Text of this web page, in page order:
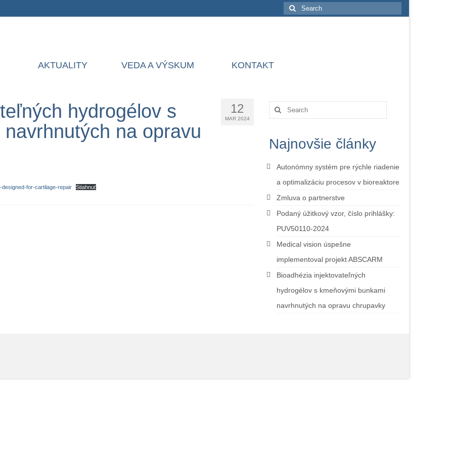
Search
for:
AKTUALITY VEDA A VÝSKUM KONTAKT
12
MAR 2024
hydrogélov s
na opravu
designed-for-cartilage-repair Stiahnuť
Search
for:
Najnovšie články
Autonómny systém pre rýchle riadenie
a optimalizáciu procesov v bioreaktore
Zmluva o partnerstve
Podaný úžitkový vzor, číslo prihlášky:
PUV50110-2024
Medical vision úspešne
implementoval projekt ABSCARM
Bioadhézia injektovateľných
hydrogélov s kmeňovými bunkami
navrhnutých na opravu chrupavky